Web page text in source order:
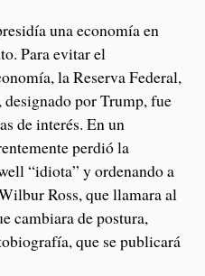
una economía en
Para evitar el
la Reserva Federal,
por Trump, fue
de interés. En un
perdió la
“idiota” y ordenando a
Ross, que llamara al
cambiara de postura,
que se publicará